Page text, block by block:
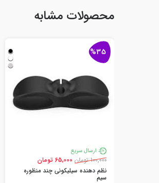
محصولات مشابه
%35
ارسال سریع
100,000 تومان
65,000 تومان
نظم دهنده سیلیکونی چند منظوره
سیم